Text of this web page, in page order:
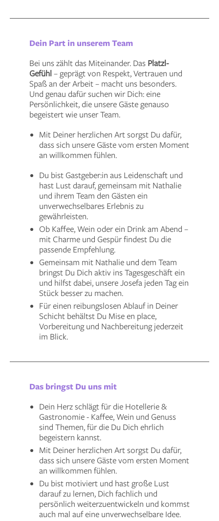
Dein Part in unserem Team
Bei uns zählt das Miteinander. Das Platzl-
Gefühl– geprägt von Respekt, Vertrauen und
Spaß an der Arbeit – macht uns besonders.
Und genau dafür suchen wir Dich: eine
Persönlichkeit, die unsere Gäste genauso
begeistert wie unser Team.
Mit Deiner herzlichen Art sorgst Du dafür,
dass sich unsere Gäste vom ersten Moment
an willkommen fühlen.
Du bist Gastgeber:in aus Leidenschaft und
hast Lust darauf, gemeinsam mit Nathalie
und ihrem Team den Gästen ein
unverwechselbares Erlebnis zu
gewährleisten.
Ob Kaffee, Wein oder ein Drink am Abend –
mit Charme und Gespür findest Du die
passende Empfehlung.
Gemeinsam mit Nathalie und dem Team
bringst Du Dich aktiv ins Tagesgeschäft ein
und hilfst dabei, unsere Josefa jeden Tag ein
Stück besser zu machen.
Für einen reibungslosen Ablauf in Deiner
Schicht behältst Du Mise en place,
Vorbereitung und Nachbereitung jederzeit
im Blick.
Das bringst Du uns mit
Dein Herz schlägt für die Hotellerie &
Gastronomie - Kaffee, Wein und Genuss
sind Themen, für die Du Dich ehrlich
begeistern kannst.
Mit Deiner herzlichen Art sorgst Du dafür,
dass sich unsere Gäste vom ersten Moment
an willkommen fühlen.
Du bist motiviert und hast große Lust
darauf zu lernen, Dich fachlich und
persönlich weiterzuentwickeln und kommst
auch mal auf eine unverwechselbare Idee.